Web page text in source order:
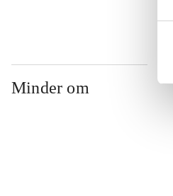
Minder om